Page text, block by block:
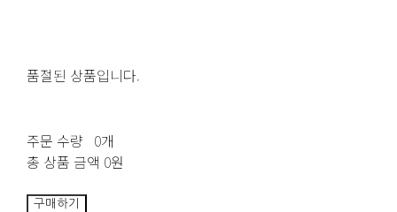
품절된 상품입니다.
주문 수량 0개
총 상품 금액 0원
구매하기